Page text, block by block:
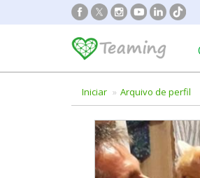
Iniciar Arquivo de perfil